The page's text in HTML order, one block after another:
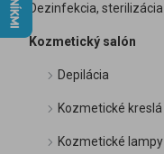
Dezinfekcia, sterilizácia
Kozmetický salón
Depilácia
Kozmetické kreslá
Kozmetické lampy